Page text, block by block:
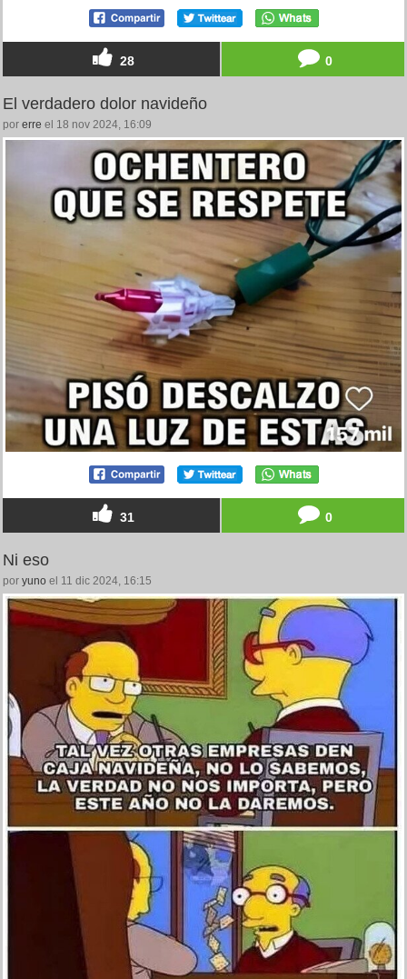
28 0
El verdadero dolor navideño
por erre el 18 nov 2024, 16:09
31 0
Ni eso
por yuno el 11 dic 2024, 16:15